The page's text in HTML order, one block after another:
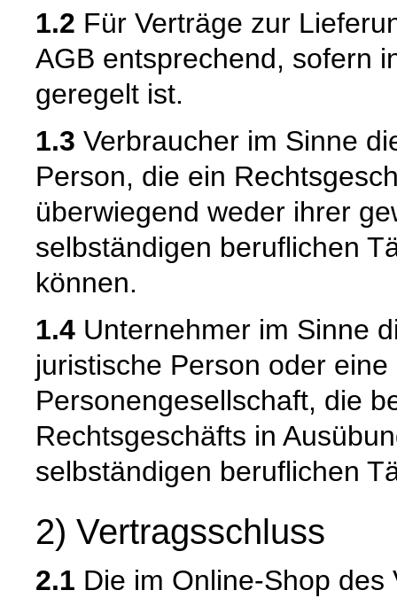
1.2 Für Verträge zur
AGB entsprechend, sofern
geregelt ist.
1.3 Verbraucher im Sinne
Person, die ein
überwiegend weder ihrer
selbständigen beruflichen
können.
1.4 Unternehmer im Sinne
juristische Person oder
Personengesellschaft, die
Rechtsgeschäfts in
selbständigen beruflichen
2) Vertragsschluss
2.1 Die im Online-Shop